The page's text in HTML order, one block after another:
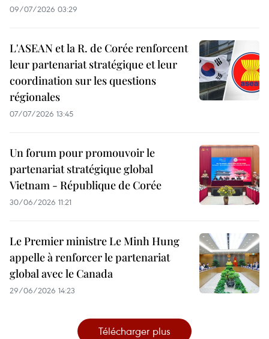
09/07/2026 03:29
L'ASEAN et la R. de Corée renforcent
leur partenariat stratégique et leur
coordination sur les questions
régionales
07/07/2026 13:45
Un forum pour promouvoir le
partenariat stratégique global
Vietnam - République de Corée
30/06/2026 11:21
Le Premier ministre Le Minh Hung
appelle à renforcer le partenariat
global avec le Canada
29/06/2026 14:23
Télécharger plus